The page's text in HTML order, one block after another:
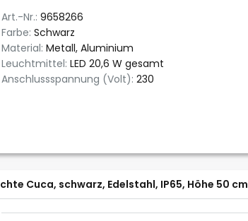
Art.-Nr.: 9658266
Farbe: Schwarz
Material: Metall, Aluminium
Leuchtmittel: LED 20,6 W gesamt
Anschlussspannung (Volt): 230
Cuca, schwarz, Edelstahl, IP65, Höhe 50 cm